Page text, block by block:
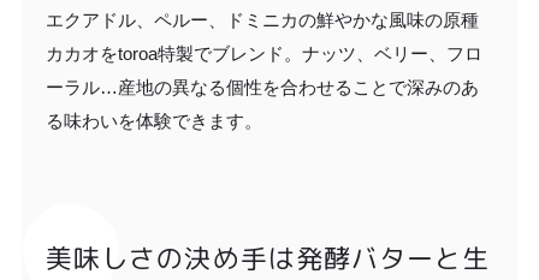
エクアドル、ペルー、ドミニカの鮮やかな風味の原種
カカオをtoroa特製でブレンド。ナッツ、ベリー、フロ
ーラル…産地の異なる個性を合わせることで深みのあ
る味わいを体験できます。
美味しさの決め手は発酵バターと生